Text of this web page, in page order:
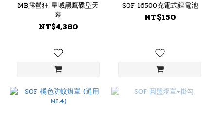
MB露營狂 星域黑鷹碟型天
幕
NT$4,380
SOF 16500充電式鋰電池
NT$150